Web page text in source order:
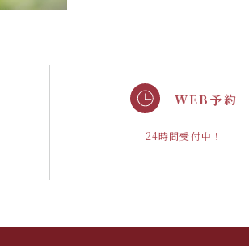
WEB予約
24時間受付中！